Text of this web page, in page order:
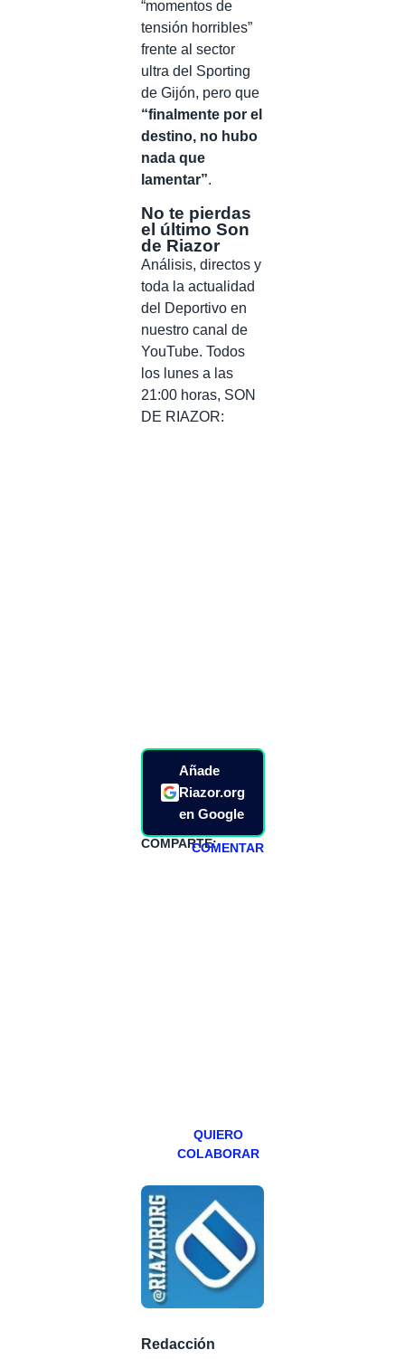
“momentos de
tensión horribles”
frente al sector
ultra del Sporting
de Gijón, pero que
“finalmente por el
destino, no hubo
nada que
lamentar”.
No te pierdas
el último Son
de Riazor
Análisis, directos y
toda la actualidad
del Deportivo en
nuestro canal de
YouTube. Todos
los lunes a las
21:00 horas, SON
DE RIAZOR:
Añade
Riazor.org
en Google
COMPARTE:COMENTAR
QUIERO
COLABORAR
Redacción